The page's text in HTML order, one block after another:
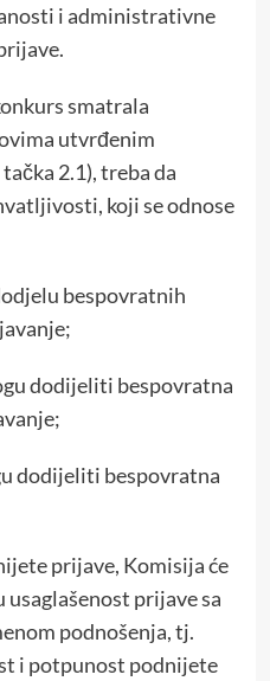
i administrativne
smatrala
utvrđenim
2.1), treba da
koji se odnose
bespovratnih
dodijeliti bespovratna
dodijeliti bespovratna
prijave, Komisija će
prijave sa
podnošenja, tj.
i potpunost podnijete